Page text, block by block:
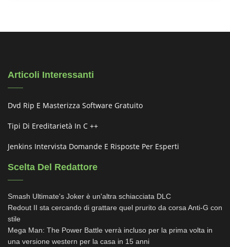
Articoli Interessanti
Dvd Rip E Masterizza Software Gratuito
Tipi Di Ereditarietà In C ++
Jenkins Intervista Domande E Risposte Per Esperti
Scelta Del Redattore
Smash Ultimate's Joker è un'altra schiacciata DLC
Redout II sta cercando di grattare quel prurito da corsa Anti-G con
stile
Mega Man: The Power Battle verrà incluso per la prima volta in
una versione western per la casa in 15 anni